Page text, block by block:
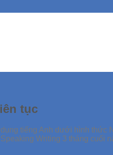
tục
tiếng Anh dưới hình thức
Writing 3 tháng cuối